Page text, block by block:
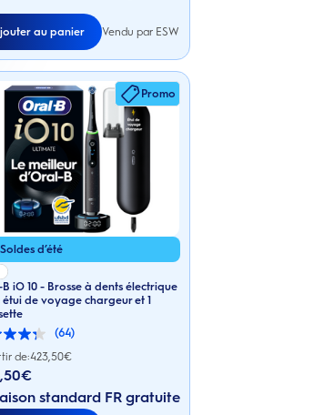
au panier Vendu par ESW
Promo
Soldes d’été
iO 10 - Brosse à dents électrique
de voyage chargeur et 1
(64)
de:423,50€
standard FR gratuite